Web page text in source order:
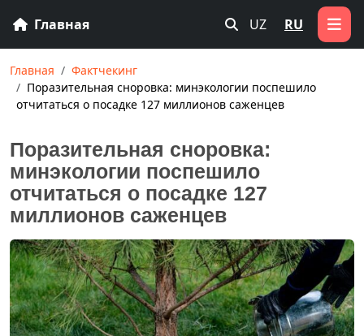
Главная UZ RU
Главная
Фактчекинг
Поразительная сноровка: минэкологии поспешило
отчитаться о посадке 127 миллионов саженцев
Поразительная сноровка:
минэкологии поспешило
отчитаться о посадке 127
миллионов саженцев